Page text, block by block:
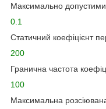
Максимально
0.1
Статичний коефіцієнт
200
Гранична частота
100
Максимальна